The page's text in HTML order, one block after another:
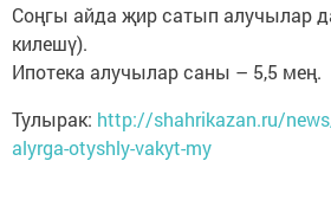
Соңгы айда җир сатып алучылар
килешү).
Ипотека алучылар саны – 5,5 мең.
Тулырак: http://shahrikazan.ru/
alyrga-otyshly-vakyt-my